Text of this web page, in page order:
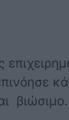
βιώσιμο.